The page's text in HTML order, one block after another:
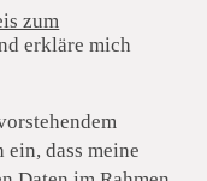
zum
erkläre mich
dass meine